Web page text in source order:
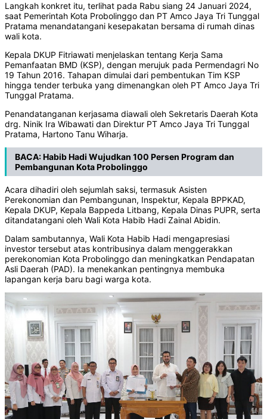
Langkah konkret itu, terlihat pada Rabu siang 24 Januari 2024,
saat Pemerintah Kota Probolinggo dan PT Amco Jaya Tri Tunggal
Pratama menandatangani kesepakatan bersama di rumah dinas
wali kota.
Kepala DKUP Fitriawati menjelaskan tentang Kerja Sama
Pemanfaatan BMD (KSP), dengan merujuk pada Permendagri No
19 Tahun 2016. Tahapan dimulai dari pembentukan Tim KSP
hingga tender terbuka yang dimenangkan oleh PT Amco Jaya Tri
Tunggal Pratama.
Penandatanganan kerjasama diawali oleh Sekretaris Daerah Kota
drg. Ninik Ira Wibawati dan Direktur PT Amco Jaya Tri Tunggal
Pratama, Hartono Tanu Wiharja.
BACA:Habib Hadi Wujudkan 100 Persen Program dan
Pembangunan Kota Probolinggo
Acara dihadiri oleh sejumlah saksi, termasuk Asisten
Perekonomian dan Pembangunan, Inspektur, Kepala BPPKAD,
Kepala DKUP, Kepala Bappeda Litbang, Kepala Dinas PUPR, serta
ditandatangani oleh Wali Kota Habib Hadi Zainal Abidin.
Dalam sambutannya, Wali Kota Habib Hadi mengapresiasi
investor tersebut atas kontribusinya dalam menggerakkan
perekonomian Kota Probolinggo dan meningkatkan Pendapatan
Asli Daerah (PAD). Ia menekankan pentingnya membuka
lapangan kerja baru bagi warga kota.